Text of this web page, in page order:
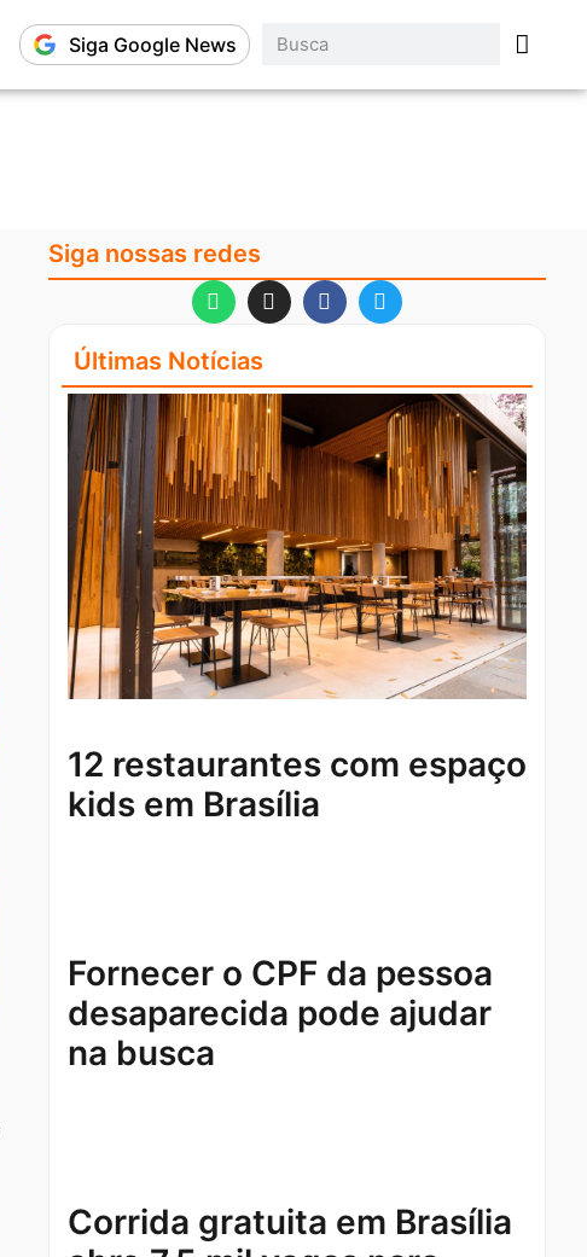
Siga Google News
Siga nossas redes
Últimas Notícias
12 restaurantes com espaço
kids em Brasília
Fornecer o CPF da pessoa
desaparecida pode ajudar
na busca
Corrida gratuita em Brasília